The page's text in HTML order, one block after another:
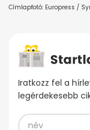
Címlapfotó: Europress /
Iratkozz fel a
legérdekesebb